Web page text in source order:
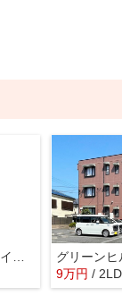
グリーンヒ
9万円 /